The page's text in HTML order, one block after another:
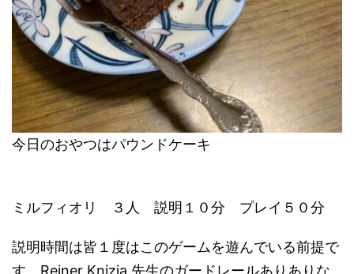
今日のおやつはパウンドケーキ
ミルフィオリ ３人 説明１０分 プレイ５０分
説明時間は皆１度はこのゲームを遊んでいる前提で
す。Reiner Knizia 先生のガードレールありありな